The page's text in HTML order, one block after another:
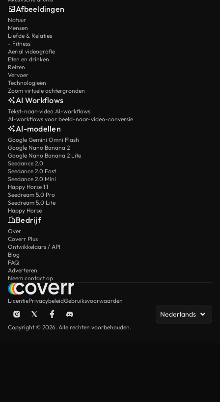
Afbeeldingen
Natuur
Mensen
Liefde & Relaties
- Fitness
Aerial videografie
Eten en drinken
Reizen
Vervoer
Technologieën
Zoom virtuele achtergronden
AI Workflows
Tekst-naar-video AI-workflows
AI-workflows voor beeld-naar-video-conversie
AI-modellen
Google Gemini Omni Flash
Google Nano Banana 2
Google Nano Banana 2 Lite
Seedance 2.0
Seedance 2.0 Fast
Seedance 2.0 Mini
Happy Horse 1.1
Seedream 5.0 Pro
Seedream 5.0 Lite
Happy Horse
Bedrijf
Over
Coverr Plus
Ontwikkelaars / API
Blog
FAQ
Adverteren
Neem contact op
LicentiePrivacybeleidGebruiksvoorwaarden
Nederlands
Copyright © 2026. Alle rechten voorbehouden.